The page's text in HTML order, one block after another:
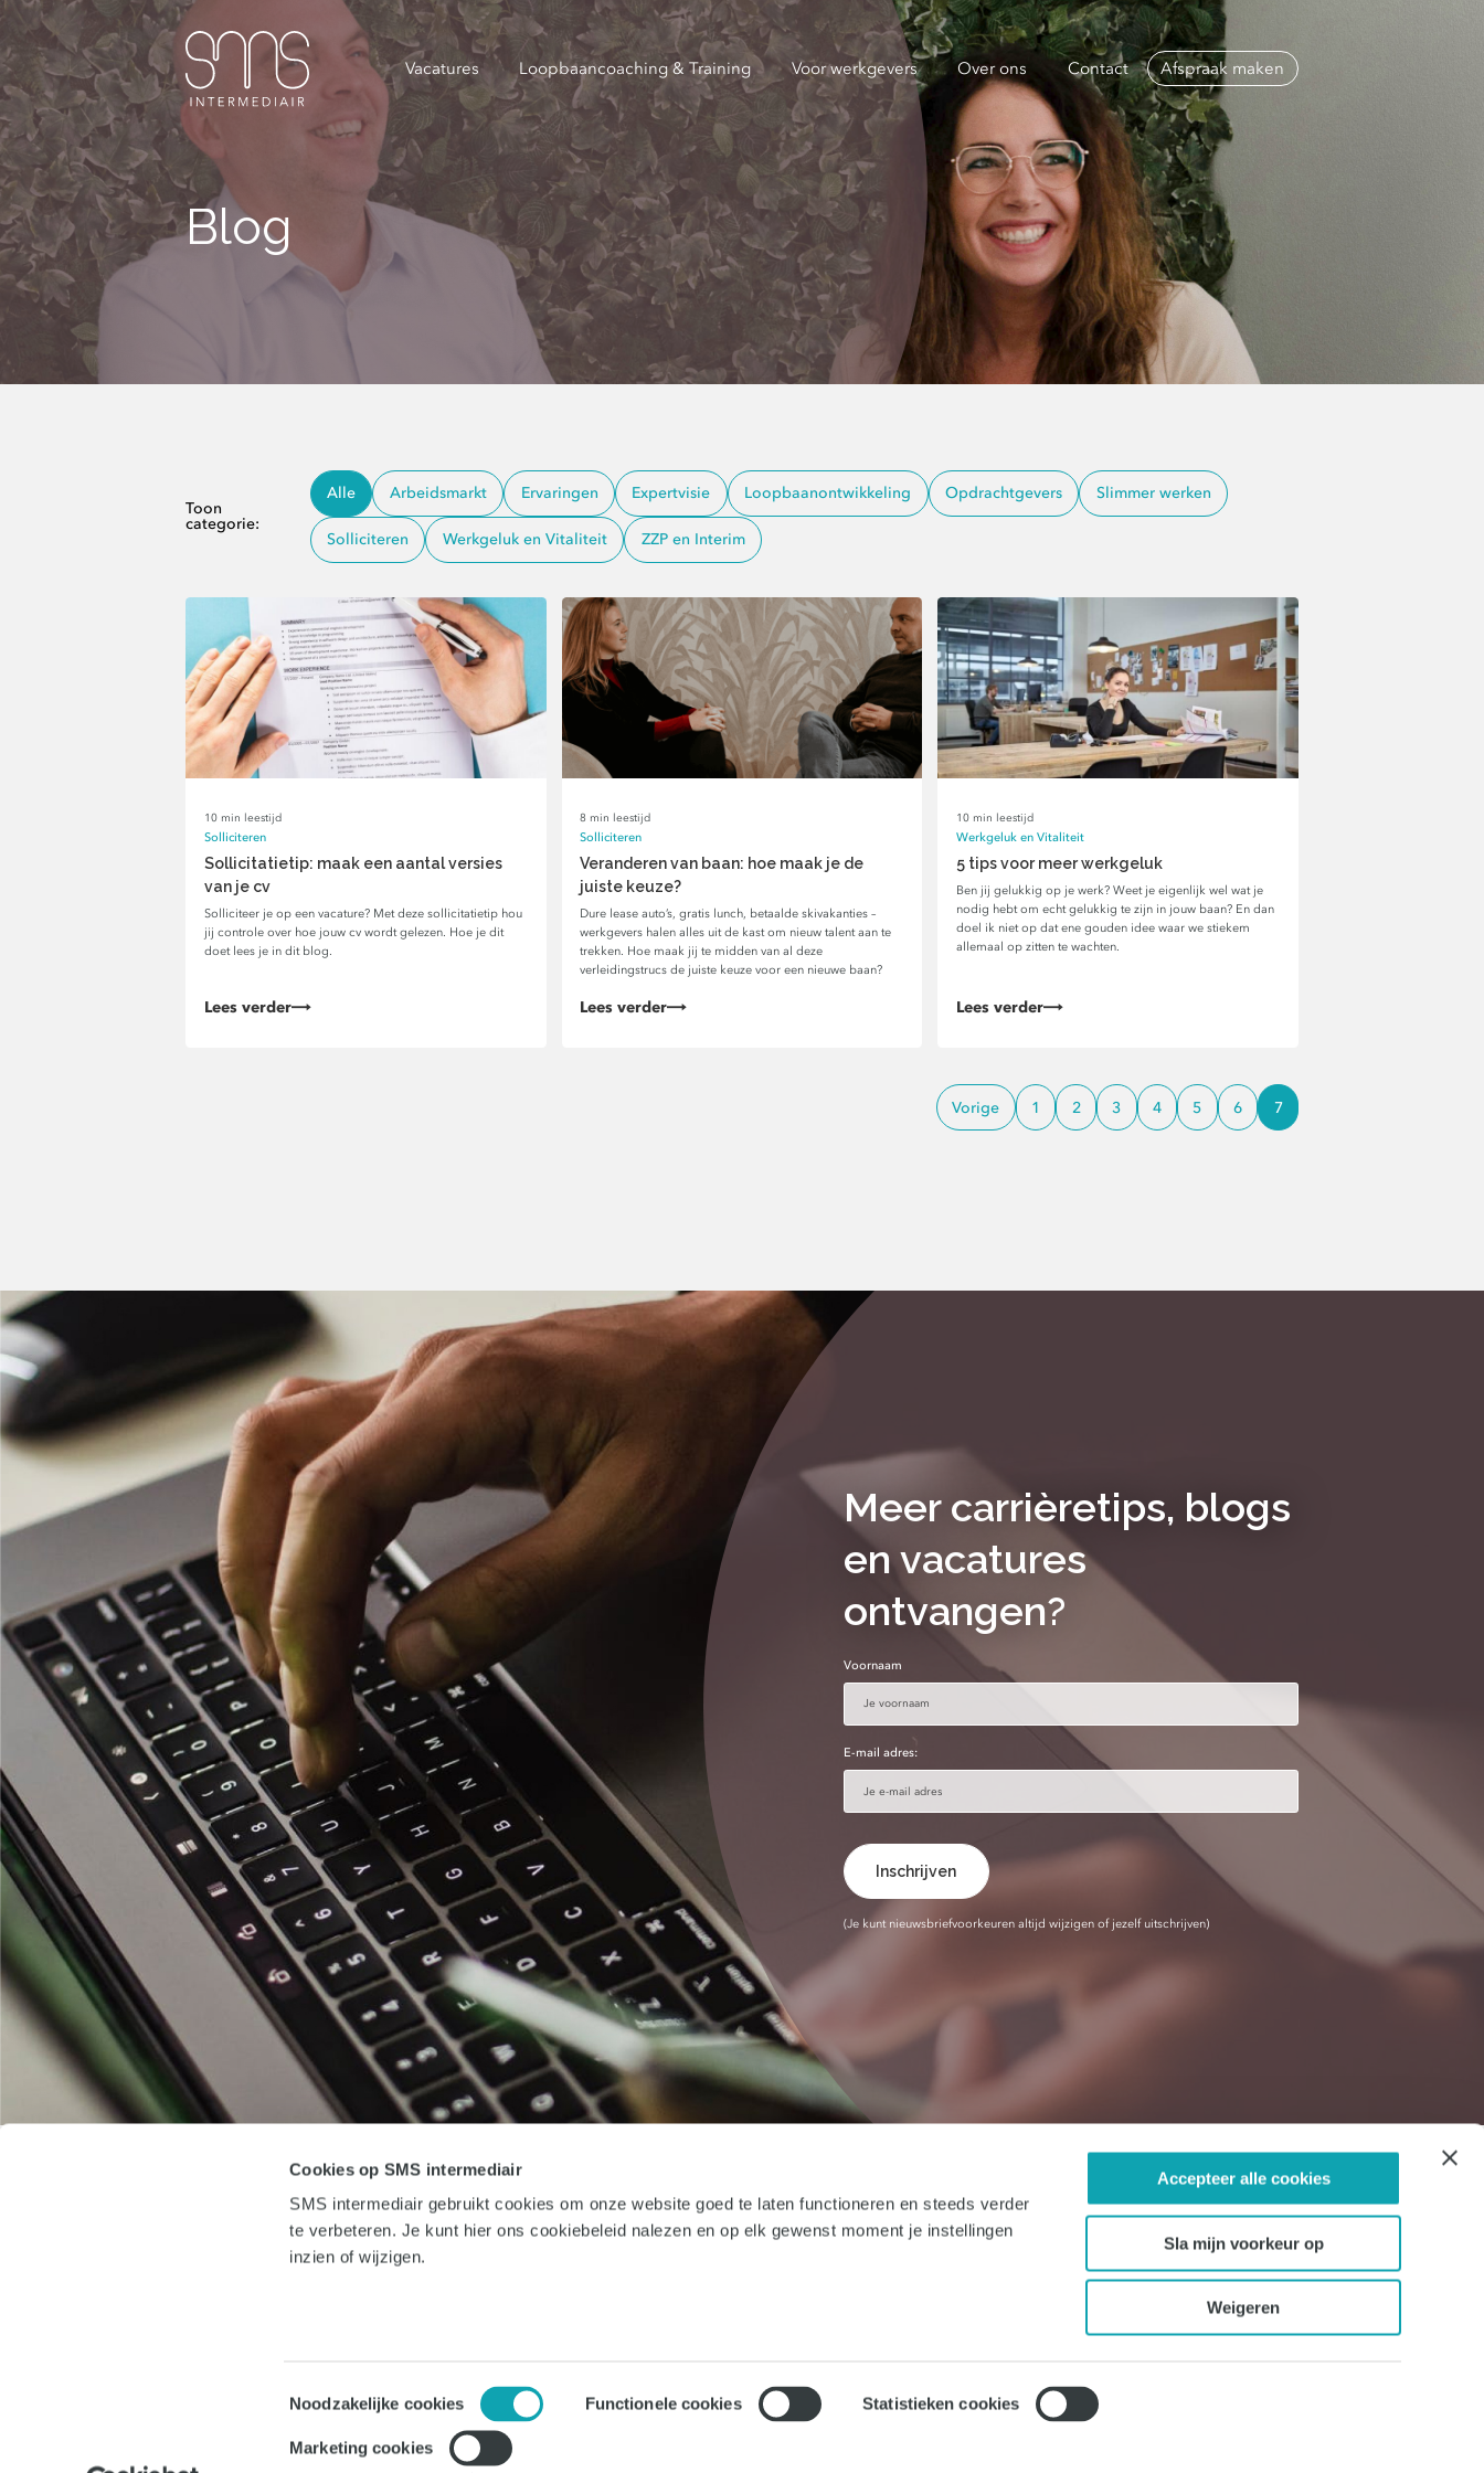
Cookies op SMS intermediair
SMS intermediair gebruikt cookies om onze website goed te laten functioneren en steeds verder
te verbeteren. Je kunt hier ons cookiebeleid nalezen en op elk gewenst moment je instellingen
inzien of wijzigen.
Noodzakelijke cookies Functionele cookies Statistieken cookies
Marketing cookies
Accepteer alle cookies
Sla mijn voorkeur op
Weigeren
Vacatures Loopbaancoaching & Training Voor werkgevers Over ons Contact Afspraak maken
Blog
Toon
categorie:
Alle Arbeidsmarkt Ervaringen Expertvisie Loopbaanontwikkeling Opdrachtgevers Slimmer werken
Solliciteren Werkgeluk en Vitaliteit ZZP en Interim
10 min leestijd
Solliciteren
Sollicitatietip: maak een aantal versies
van je cv
Solliciteer je op een vacature? Met deze sollicitatietip hou
jij controle over hoe jouw cv wordt gelezen. Hoe je dit
doet lees je in dit blog.
Lees verder
8 min leestijd
Solliciteren
Veranderen van baan: hoe maak je de
juiste keuze?
Dure lease auto’s, gratis lunch, betaalde skivakanties –
werkgevers halen alles uit de kast om nieuw talent aan te
trekken. Hoe maak jij te midden van al deze
verleidingstrucs de juiste keuze voor een nieuwe baan?
Lees verder
10 min leestijd
Werkgeluk en Vitaliteit
5 tips voor meer werkgeluk
Ben jij gelukkig op je werk? Weet je eigenlijk wel wat je
nodig hebt om echt gelukkig te zijn in jouw baan? En dan
doel ik niet op dat ene gouden idee waar we stiekem
allemaal op zitten te wachten.
Lees verder
Vorige 1 2 3 4 5 6 7
Meer carrièretips, blogs
en vacatures
ontvangen?
Voornaam
E-mail adres:
(Je kunt nieuwsbriefvoorkeuren altijd wijzigen of jezelf uitschrijven)
VacaturesInschrijvenBlogsVeelgestelde vragenInloggen
SMS Uitzendburo BV
KvK 17060244
KvK 17093277
Copyright 2026 SMS Intermediair